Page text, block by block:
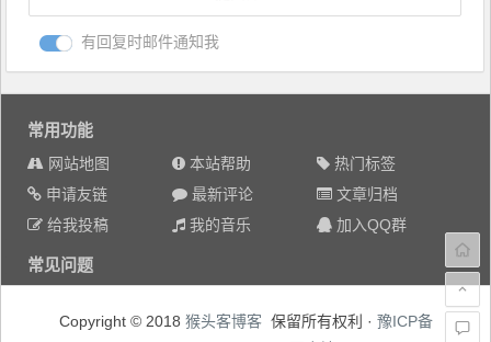
有回复时邮件通知我
常用功能
网站地图 本站帮助
热门标签
申请友链
最新评论
文章归档
给我投稿
我的音乐 加入QQ群
常见问题
Copyright © 2018 猴头客博客保留所有权利 · 豫ICP备